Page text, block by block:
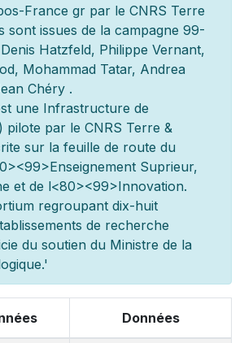
France gr par le CNRS Terre
sont issues de la campagne 99-
Hatzfeld, Philippe Vernant,
Mohammad Tatar, Andrea
Chéry .
une Infrastructure de
pilote par le CNRS Terre &
sur la feuille de route du
Suprieur,
et de l<80><99>Innovation.
regroupant dix-huit
tablissements de recherche
du soutien du Ministre de la
Données